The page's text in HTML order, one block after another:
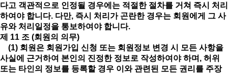
다고 객관적으로 인정될 경우에는 적절한 절차를 거쳐 즉시 처리
하여야 합니다. 다만, 즉시 처리가 곤란한 경우는 회원에게 그 사
유와 처리일정을 통보하여야 합니다.
제 11 조 (회원의 의무)
(1) 회원은 회원가입 신청 또는 회원정보 변경 시 모든 사항을
사실에 근거하여 본인의 진정한 정보로 작성하여야 하며, 허위
또는 타인의 정보를 등록할 경우 이와 관련된 모든 권리를 주장